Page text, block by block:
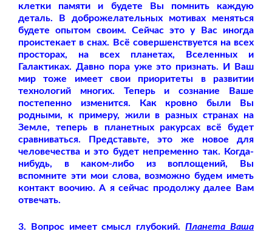
клетки памяти и будете Вы помнить каждую
деталь. В доброжелательных мотивах меняться
будете опытом своим. Сейчас это у Вас иногда
проистекает в снах. Всё совершенствуется на всех
просторах, на всех планетах, Вселенных и
Галактиках. Давно пора уже это признать. И Ваш
мир тоже имеет свои приоритеты в развитии
технологий многих. Теперь и сознание Ваше
постепенно изменится. Как кровно были Вы
родными, к примеру, жили в разных странах на
Земле, теперь в планетных ракурсах всё будет
сравниваться. Представьте, это же новое для
человечества и это будет непременно так. Когда-
нибудь, в каком-либо из воплощений, Вы
вспомните эти мои слова, возможно будем иметь
контакт воочию. А я сейчас продолжу далее Вам
отвечать.
3. Вопрос имеет смысл глубокий.Планета Ваша